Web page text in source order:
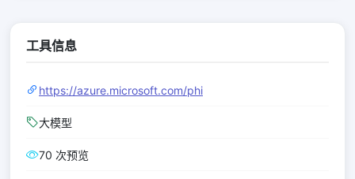
工具信息
https://azure.microsoft.com/phi
大模型
70 次预览